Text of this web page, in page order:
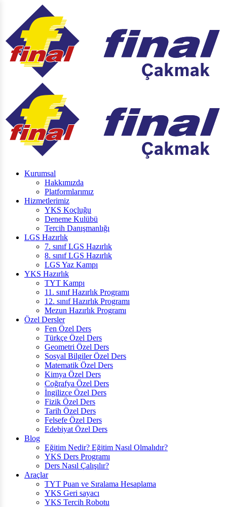
Kurumsal
Hakkımızda
Platformlarımız
Hizmetlerimiz
YKS Koçluğu
Deneme Kulübü
Tercih Danışmanlığı
LGS Hazırlık
7. sınıf LGS Hazırlık
8. sınıf LGS Hazırlık
LGS Yaz Kampı
YKS Hazırlık
TYT Kampı
11. sınıf Hazırlık Programı
12. sınıf Hazırlık Programı
Mezun Hazırlık Programı
Özel Dersler
Fen Özel Ders
Türkçe Özel Ders
Geometri Özel Ders
Sosyal Bilgiler Özel Ders
Matematik Özel Ders
Kimya Özel Ders
Coğrafya Özel Ders
İngilizce Özel Ders
Fizik Özel Ders
Tarih Özel Ders
Felsefe Özel Ders
Edebiyat Özel Ders
Blog
Eğitim Nedir? Eğitim Nasıl Olmalıdır?
YKS Ders Programı
Ders Nasıl Çalışılır?
Araçlar
TYT Puan ve Sıralama Hesaplama
YKS Geri sayacı
YKS Tercih Robotu